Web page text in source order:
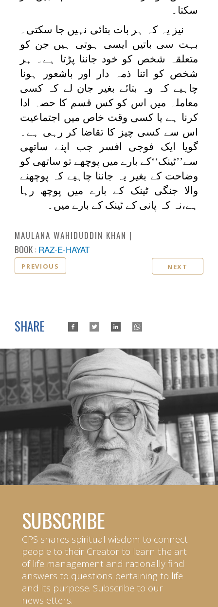
سکتا۔
نیز یہ کہ ہر بات بتائی نہیں جا سکتی۔
بہت سی باتیں ایسی ہوتی ہیں جن کو
متعلقہ شخص کو خود جاننا پڑتا ہے۔ ہر
شخص کو اتنا ذمہ دار اور باشعور ہونا
چاہیے کہ وہ بتائے بغیر جان لے کہ کسی
معاملہ میں اس کو کس قسم کا حصہ ادا
کرنا ہے یا کسی وقت خاص میں اجتماعیت
اس سے کسی چیز کا تقاضا کر رہی ہے۔
گویا ایک فوجی افسر جب اپنے ساتھی
سے’’ٹینک‘‘کے بارے میں پوچھے تو ساتھی کو
وضاحت کے بغیر یہ جاننا چاہیے کہ پوچھنے
والا جنگی ٹینک کے بارے میں پوچھ رہا
ہے،نہ کہ پانی کے ٹینک کے بارے میں۔
MAULANA WAHIDUDDIN KHAN
BOOK : RAZ-E-HAYAT
PREVIOUS NEXT
SHARE
SUBSCRIBE
CPS shares spiritual wisdom to connect
people to their Creator to learn the art
of life management and rationally find
answers to questions pertaining to life
and its purpose. Subscribe to our
newsletters.